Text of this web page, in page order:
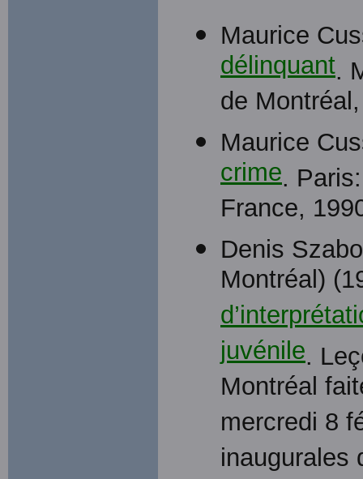
Maurice
délinquant.
de
Maurice
crime.
France,
Denis
Montréal)
juvénile.
Montréal
mercredi 8
inaugurales